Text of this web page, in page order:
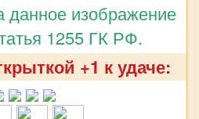
данное изображение
1255 ГК РФ.
+1 к удаче: